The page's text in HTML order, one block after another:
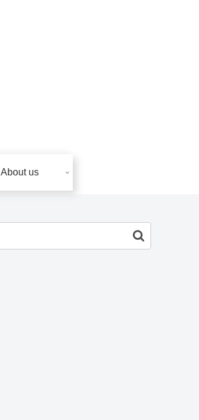
About us